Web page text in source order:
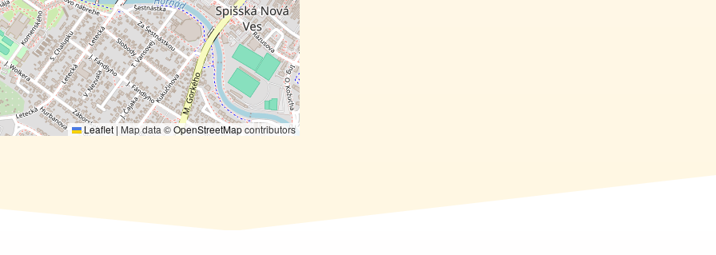
Leaflet | Map data ©OpenStreetMapcontributors